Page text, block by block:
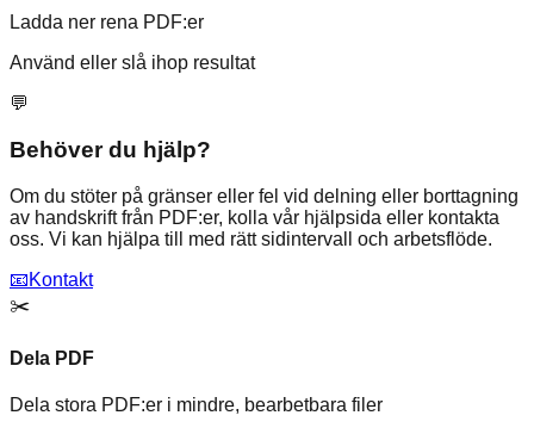
Ladda ner rena PDF:er
Använd eller slå ihop resultat
💬
Behöver du hjälp?
Om du stöter på gränser eller fel vid delning eller borttagning
av handskrift från PDF:er, kolla vår hjälpsida eller kontakta
oss. Vi kan hjälpa till med rätt sidintervall och arbetsflöde.
📧Kontakt
✂️
Dela PDF
Dela stora PDF:er i mindre, bearbetbara filer